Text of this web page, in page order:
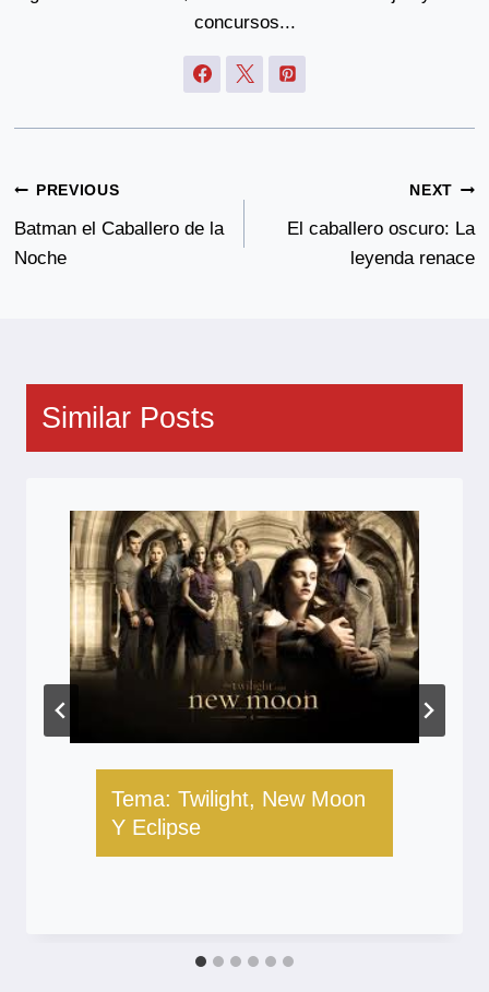
concursos...
Post
Navigation
PREVIOUS
Batman el Caballero de la
Noche
NEXT
El caballero oscuro: La
leyenda renace
Similar Posts
Tema: Twilight, New Moon
Y Eclipse